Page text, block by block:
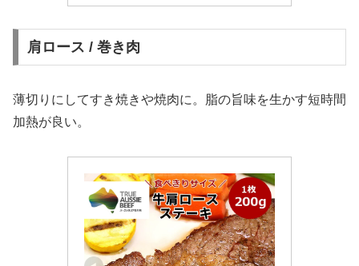
肩ロース / 巻き肉
薄切りにしてすき焼きや焼肉に。脂の旨味を生かす短時間
加熱が良い。